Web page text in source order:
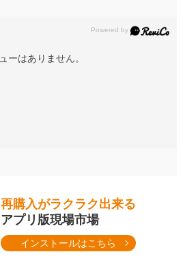
ーはありません。
再購入がラクラク出来る
アプリ版現場市場
インストールはこちら